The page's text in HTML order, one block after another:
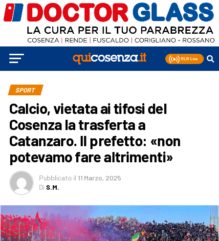
SPORT
Calcio, vietata ai tifosi del
Cosenza la trasferta a
Catanzaro. Il prefetto: «non
potevamo fare altrimenti»
Pubblicato il 11 Marzo, 2025
Di S.M.